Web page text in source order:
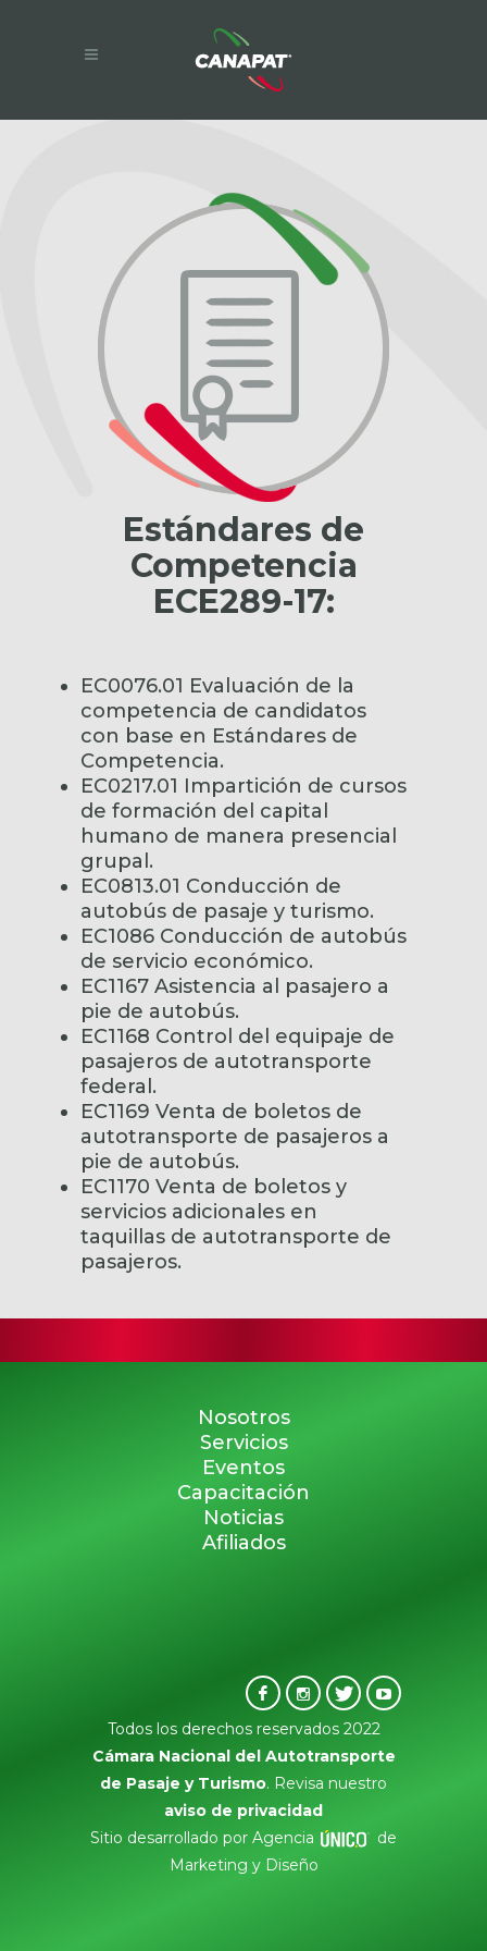
Estándares de
Competencia
ECE289-17:
EC0076.01 Evaluación de la
competencia de candidatos
con base en Estándares de
Competencia.
EC0217.01 Impartición de cursos
de formación del capital
humano de manera presencial
grupal.
EC0813.01 Conducción de
autobús de pasaje y turismo.
EC1086 Conducción de autobús
de servicio económico.
EC1167 Asistencia al pasajero a
pie de autobús.
EC1168 Control del equipaje de
pasajeros de autotransporte
federal.
EC1169 Venta de boletos de
autotransporte de pasajeros a
pie de autobús.
EC1170 Venta de boletos y
servicios adicionales en
taquillas de autotransporte de
pasajeros.
Nosotros
Servicios
Eventos
Capacitación
Noticias
Afiliados
Todos los derechos reservados 2022
Cámara Nacional del Autotransporte
de Pasaje y Turismo. Revisa nuestro
aviso de privacidad
Sitio desarrollado por Agencia
de
Marketing y Diseño